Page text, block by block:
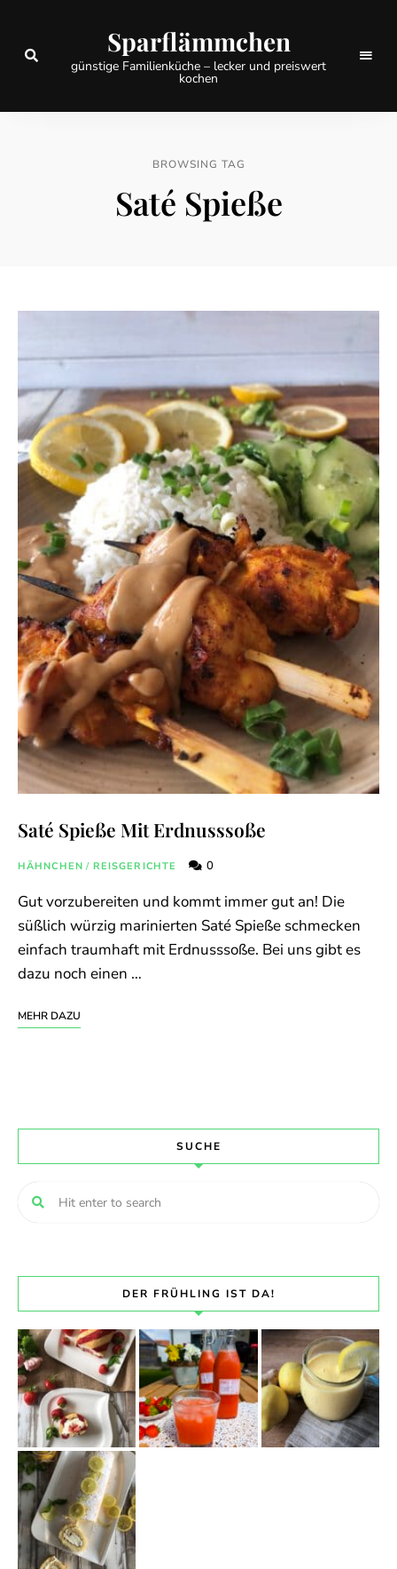
Sparflämmchen
günstige Familienküche – lecker und preiswert
kochen
BROWSING TAG
Saté Spieße
Saté Spieße Mit Erdnusssoße
HÄHNCHEN / REISGERICHTE 0
Gut vorzubereiten und kommt immer gut an! Die
süßlich würzig marinierten Saté Spieße schmecken
einfach traumhaft mit Erdnusssoße. Bei uns gibt es
dazu noch einen …
MEHR DAZU
SUCHE
DER FRÜHLING IST DA!